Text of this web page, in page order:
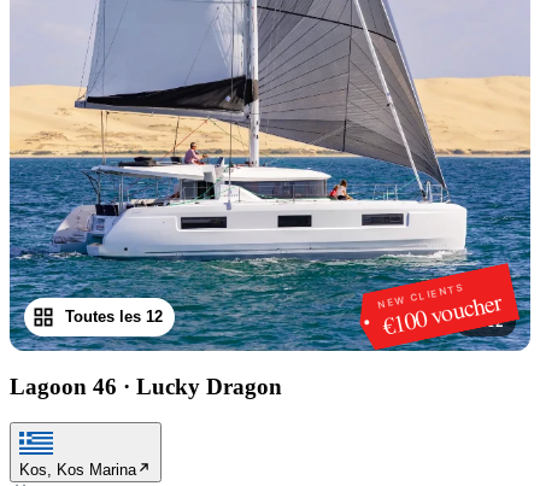
NEW CLIENTS
€100 voucher
1/12
Toutes les 12
Lagoon 46 · Lucky Dragon
Kos, Kos Marina